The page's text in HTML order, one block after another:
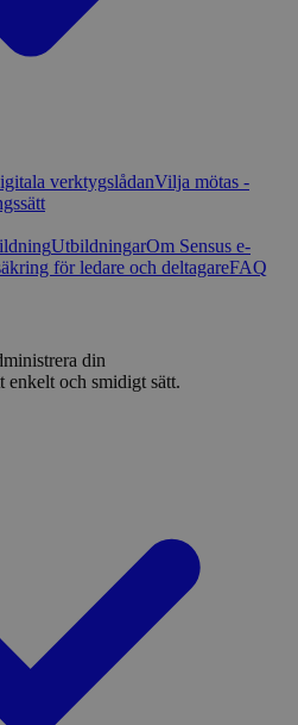
verktygslådanVilja mötas -
UtbildningarOm Sensus e-
för ledare och deltagareFAQ
din
enkelt och smidigt sätt.